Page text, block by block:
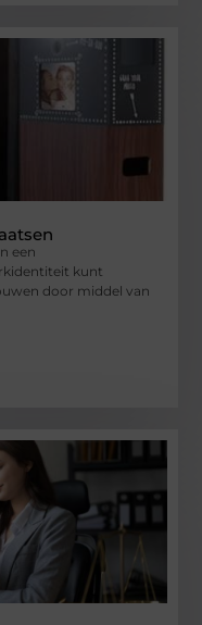
een
kunt
door middel van